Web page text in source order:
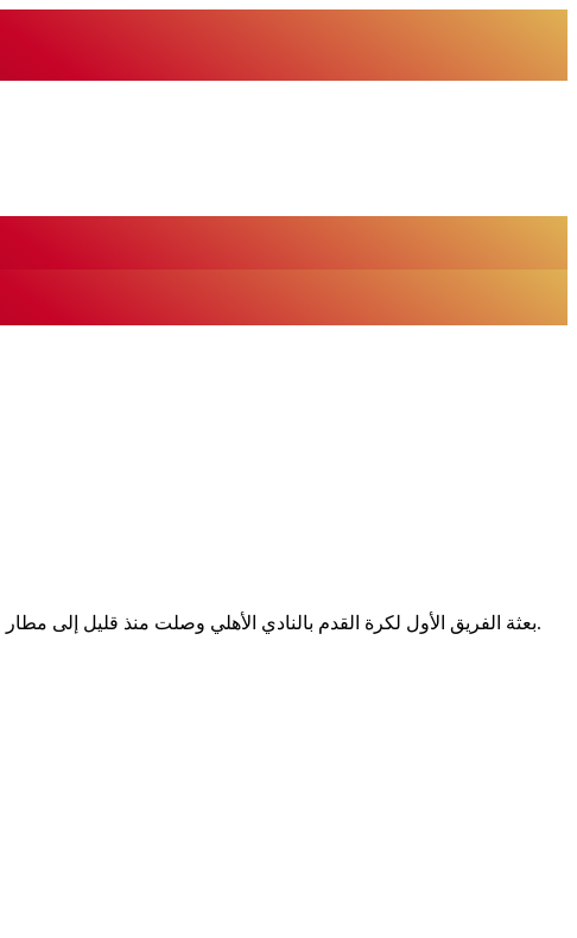
بعثة الفريق الأول لكرة القدم بالنادي الأهلي وصلت منذ قليل إلى مطار القاهرة الدولي بعد العودة من جنوب إفريقيا عقب مواجهة فريق صن داونز في الجولة الرابعة من دور المجموعات بدوري أبطال إفريقيا.